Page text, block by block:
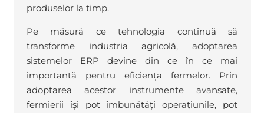
produselor la timp.
Pe măsură ce tehnologia continuă să
transforme industria agricolă, adoptarea
sistemelor ERP devine din ce în ce mai
importantă pentru eficiența fermelor. Prin
adoptarea acestor instrumente avansate,
fermierii își pot îmbunătăți operațiunile, pot